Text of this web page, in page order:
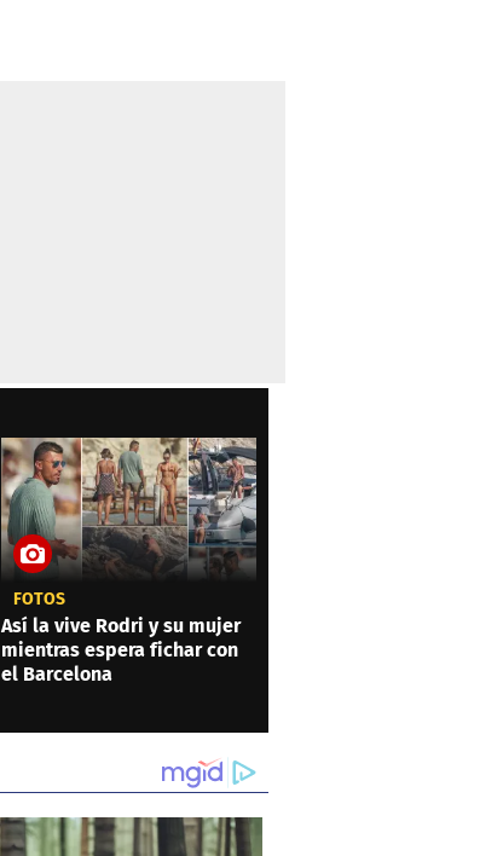
FOTOS
Así la vive Rodri y su mujer
mientras espera fichar con
el Barcelona